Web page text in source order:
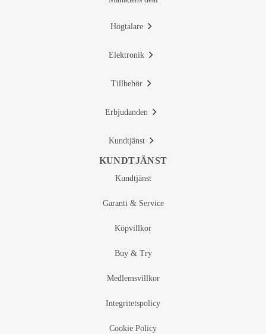
Högtalare
Elektronik
Tillbehör
Erbjudanden
Kundtjänst
KUNDTJÄNST
Kundtjänst
Garanti & Service
Köpvillkor
Buy & Try
Medlemsvillkor
Integritetspolicy
Cookie Policy